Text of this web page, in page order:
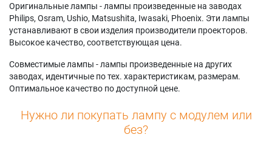
Оригинальные лампы - лампы произведенные на заводах
Philips, Osram, Ushio, Matsushita, Iwasaki, Phoenix. Эти лампы
устанавливают в свои изделия производители проекторов.
Высокое качество, соответствующая цена.
Совместимые лампы - лампы произведенные на других
заводах, идентичные по тех. характеристикам, размерам.
Оптимальное качество по доступной цене.
Нужно ли покупать лампу с модулем или
без?